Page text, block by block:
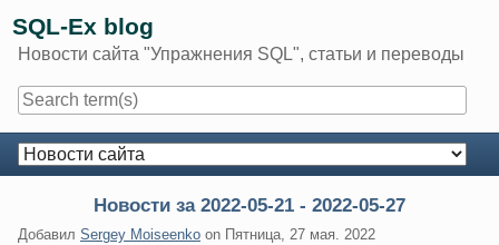
content
SQL-Ex blog
Новости сайта "Упражнения SQL", статьи и переводы
Navigation
Новости за 2022-05-21 - 2022-05-27
Добавил Sergey Moiseenko on Пятница, 27 мая. 2022